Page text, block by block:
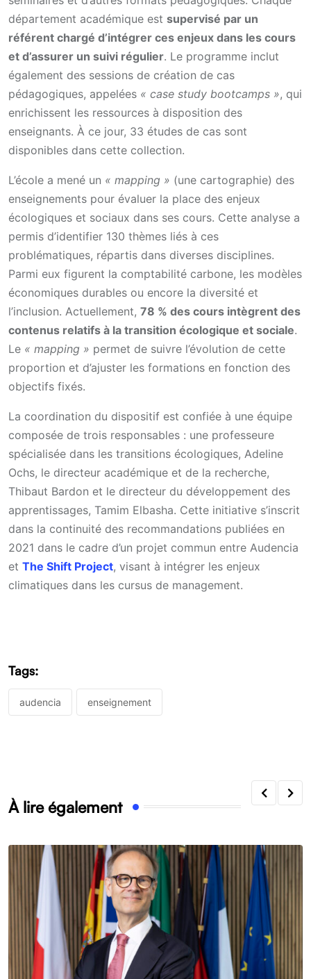
département académique est supervisé par un
référent chargé d’intégrer ces enjeux dans les cours
et d’assurer un suivi régulier. Le programme inclut
également des sessions de création de cas
pédagogiques, appelées « case study bootcamps », qui
enrichissent les ressources à disposition des
enseignants. À ce jour, 33 études de cas sont
disponibles dans cette collection.
L’école a mené un « mapping » (une cartographie) des
enseignements pour évaluer la place des enjeux
écologiques et sociaux dans ses cours. Cette analyse a
permis d’identifier 130 thèmes liés à ces
problématiques, répartis dans diverses disciplines.
Parmi eux figurent la comptabilité carbone, les modèles
économiques durables ou encore la diversité et
l’inclusion. Actuellement, 78 % des cours intègrent des
contenus relatifs à la transition écologique et sociale.
Le « mapping » permet de suivre l’évolution de cette
proportion et d’ajuster les formations en fonction des
objectifs fixés.
La coordination du dispositif est confiée à une équipe
composée de trois responsables : une professeure
spécialisée dans les transitions écologiques, Adeline
Ochs, le directeur académique et de la recherche,
Thibaut Bardon et le directeur du développement des
apprentissages, Tamim Elbasha. Cette initiative s’inscrit
dans la continuité des recommandations publiées en
2021 dans le cadre d’un projet commun entre Audencia
et The Shift Project, visant à intégrer les enjeux
climatiques dans les cursus de management.
Tags:
audencia enseignement
À lire également